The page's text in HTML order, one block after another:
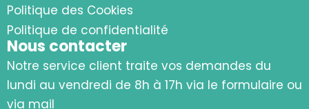
Politique des Cookies
Politique de confidentialité
Nous contacter
Notre service client traite vos demandes du
lundi au vendredi de 8h à 17h via le formulaire ou
via mail